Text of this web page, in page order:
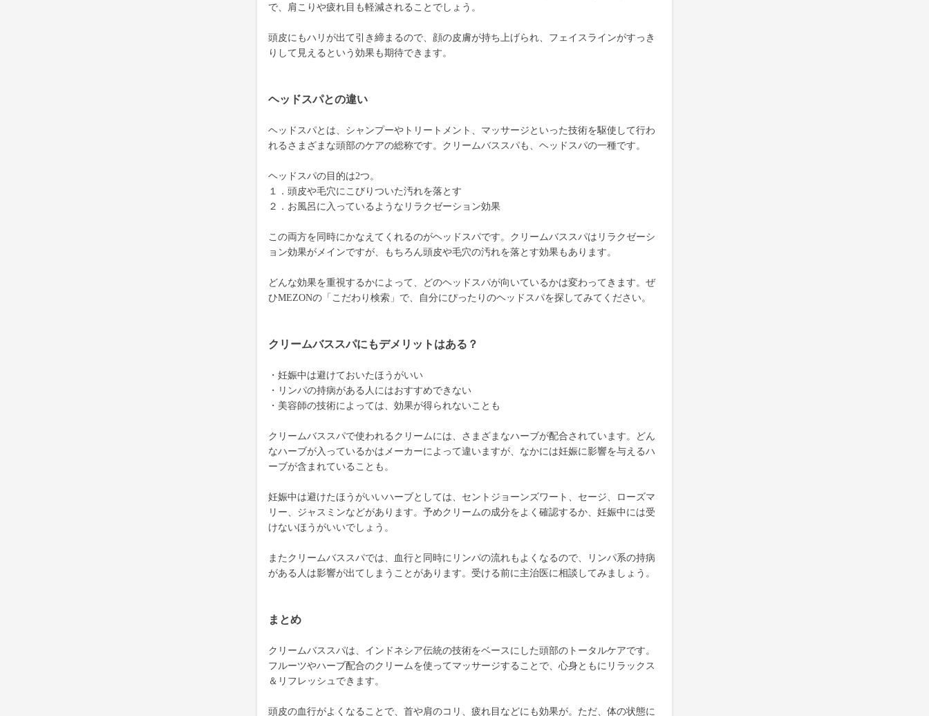
で、肩こりや疲れ目も軽減されることでしょう。
頭皮にもハリが出て引き締まるので、顔の皮膚が持ち上げられ、フェイスラインがすっき
りして見えるという効果も期待できます。
ヘッドスパとの違い
ヘッドスパとは、シャンプーやトリートメント、マッサージといった技術を駆使して行わ
れるさまざまな頭部のケアの総称です。クリームバススパも、ヘッドスパの一種です。
ヘッドスパの目的は2つ。
１．頭皮や毛穴にこびりついた汚れを落とす
２．お風呂に入っているようなリラクゼーション効果
この両方を同時にかなえてくれるのがヘッドスパです。クリームバススパはリラクゼーシ
ョン効果がメインですが、もちろん頭皮や毛穴の汚れを落とす効果もあります。
どんな効果を重視するかによって、どのヘッドスパが向いているかは変わってきます。ぜ
ひMEZONの「こだわり検索」で、自分にぴったりのヘッドスパを探してみてください。
クリームバススパにもデメリットはある？
・妊娠中は避けておいたほうがいい
・リンパの持病がある人にはおすすめできない
・美容師の技術によっては、効果が得られないことも
クリームバススパで使われるクリームには、さまざまなハーブが配合されています。どん
なハーブが入っているかはメーカーによって違いますが、なかには妊娠に影響を与えるハ
ーブが含まれていることも。
妊娠中は避けたほうがいいハーブとしては、セントジョーンズワート、セージ、ローズマ
リー、ジャスミンなどがあります。予めクリームの成分をよく確認するか、妊娠中には受
けないほうがいいでしょう。
またクリームバススパでは、血行と同時にリンパの流れもよくなるので、リンパ系の持病
がある人は影響が出てしまうことがあります。受ける前に主治医に相談してみましょう。
まとめ
クリームバススパは、インドネシア伝統の技術をベースにした頭部のトータルケアです。
フルーツやハーブ配合のクリームを使ってマッサージすることで、心身ともにリラックス
＆リフレッシュできます。
頭皮の血行がよくなることで、首や肩のコリ、疲れ目などにも効果が。ただ、体の状態に